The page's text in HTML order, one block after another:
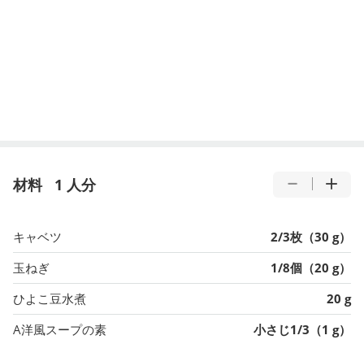
材料 1 人分
キャベツ
2/3枚（30 g）
玉ねぎ
1/8個（20 g）
ひよこ豆水煮
20 g
A洋風スープの素
小さじ1/3（1 g）